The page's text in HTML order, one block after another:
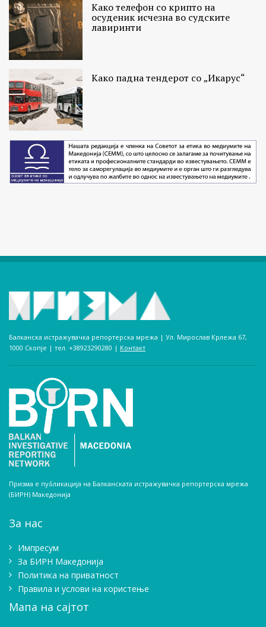
Како телефон со крипто на
осуденик исчезна во судските
лавиринти
Како падна тендерот со „Икарус“
Балканска истражувачка репортерска мрежа | Ул. Мирослав Крлежа 67,
1000 Скопје | тел. +38923290280­ | Контакт
Призма е публикација на Балканската истражувачка репортерска мрежа
(БИРН) Македонија
За нас
Импресум
Зa БИРН Македонија
Политика на приватност
Правила и услови на користење
Мапа на сајтот